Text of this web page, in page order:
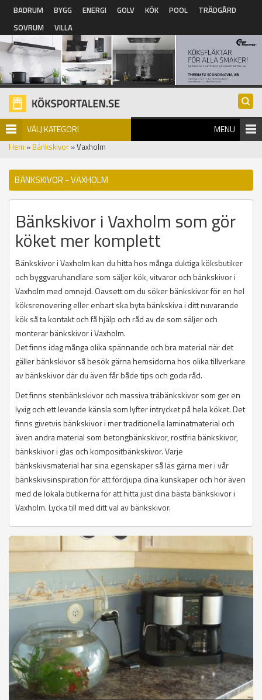
Hoppa till huvudinnehåll
BADRUM BYGG ENERGI GOLV KÖK POOL
TRÄDGÅRD
SOVRUM
VILLA
VÄLJ KATEGORI MENU
Hem » Bänkskivor » Vaxholm
BÄNKSKIVOR - VAXHOLM
Bänkskivor i Vaxholm som gör
köket mer komplett
Bänkskivor i Vaxholm kan du hitta hos många duktiga köksbutiker
och byggvaruhandlare som säljer kök, vitvaror och bänkskivor i
Vaxholm med omnejd. Oavsett om du söker bänkskivor för en hel
köksrenovering eller enbart ska byta bänkskiva i ditt nuvarande
kök så ta kontakt och få hjälp och råd av de som säljer och
monterar bänkskivor i Vaxholm.
Det finns idag många olika spännande och bra material när det
gäller bänkskivor så besök gärna hemsidorna hos olika tillverkare
av bänkskivor där du även får både tips och goda råd.
Det finns stenbänkskivor och massiva träbänkskivor som ger en
lyxig och ett levande känsla som lyfter intrycket på hela köket. Det
finns givetvis bänkskivor i mer traditionella laminatmaterial och
även andra material som betongbänkskivor, rostfria bänkskivor,
bänkskivor i glas och kompositbänkskivor. Varje
bänkskivsmaterial har sina egenskaper så läs gärna mer i vår
bänkskivsinspiration för att fördjupa dina kunskaper och hör även
med de lokala butikerna för att hitta just dina bästa bänkskivor i
Vaxholm. Lycka till med ditt val av bänkskivor.